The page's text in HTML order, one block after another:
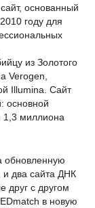
основанный
году для
из Золотого
Verogen,
Illumina. Сайт
основной
1,3 миллиона
обновленную
и два сайта ДНК
друг с другом
в новую